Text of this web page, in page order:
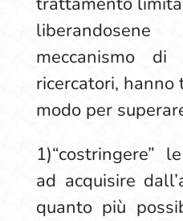
meccanismo
ricercatori,
modo per
1)“costringere”
ad acquisire
quanto più